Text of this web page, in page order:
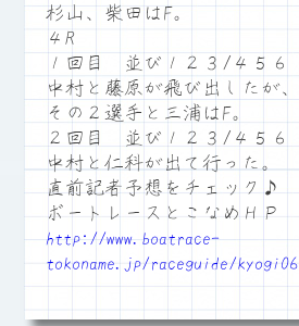
杉山、柴田はF。
４R
１回目 並び１２３/４５６
中村と藤原が飛び出したが、
その２選手と三浦はF。
２回目 並び１２３/４５６
中村と仁科が出て行った。
直前記者予想をチェック♪
ボートレースとこなめＨＰ
http://www.boatrace-
tokoname.jp/raceguide/kyogi06